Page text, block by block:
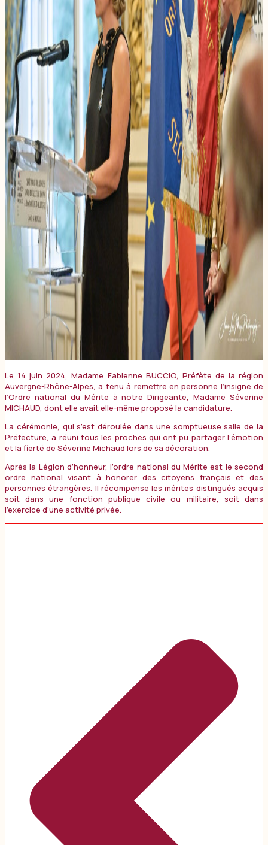
Le 14 juin 2024, Madame Fabienne BUCCIO, Préfète de la région
Auvergne-Rhône-Alpes, a tenu à remettre en personne l’insigne de
l’Ordre national du Mérite à notre Dirigeante, Madame Séverine
MICHAUD, dont elle avait elle-même proposé la candidature.
La cérémonie, qui s’est déroulée dans une somptueuse salle de la
Préfecture, a réuni tous les proches qui ont pu partager l’émotion
et la fierté de Séverine Michaud lors de sa décoration.
Après la Légion d’honneur, l’ordre national du Mérite est le second
ordre national visant à honorer des citoyens français et des
personnes étrangères. Il récompense les mérites distingués acquis
soit dans une fonction publique civile ou militaire, soit dans
l’exercice d’une activité privée.